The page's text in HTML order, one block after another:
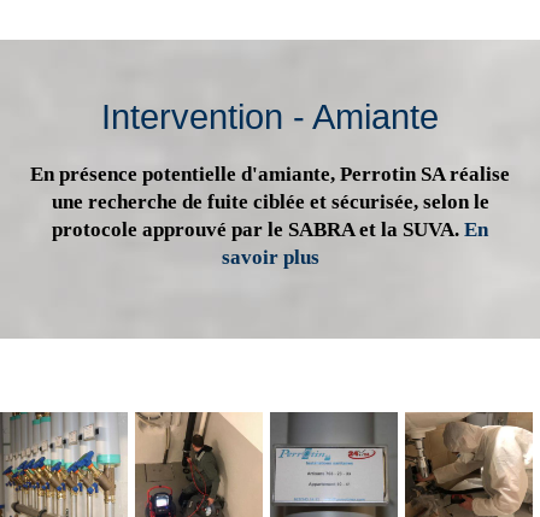
Intervention - Amiante
En présence potentielle d'amiante, Perrotin SA réalise
une recherche de fuite ciblée et sécurisée, selon le
protocole approuvé par le SABRA et la SUVA. En
savoir plus